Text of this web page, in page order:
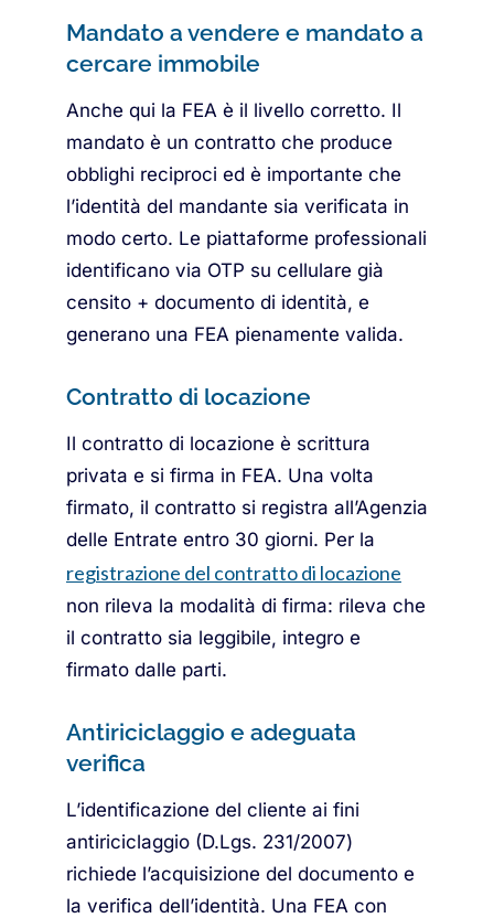
Mandato a vendere e mandato a
cercare immobile
Anche qui la FEA è il livello corretto. Il
mandato è un contratto che produce
obblighi reciproci ed è importante che
l’identità del mandante sia verificata in
modo certo. Le piattaforme professionali
identificano via OTP su cellulare già
censito + documento di identità, e
generano una FEA pienamente valida.
Contratto di locazione
Il contratto di locazione è scrittura
privata e si firma in FEA. Una volta
firmato, il contratto si registra all’Agenzia
delle Entrate entro 30 giorni. Per la
registrazione del contratto di locazione
non rileva la modalità di firma: rileva che
il contratto sia leggibile, integro e
firmato dalle parti.
Antiriciclaggio e adeguata
verifica
L’identificazione del cliente ai fini
antiriciclaggio (D.Lgs. 231/2007)
richiede l’acquisizione del documento e
la verifica dell’identità. Una FEA con